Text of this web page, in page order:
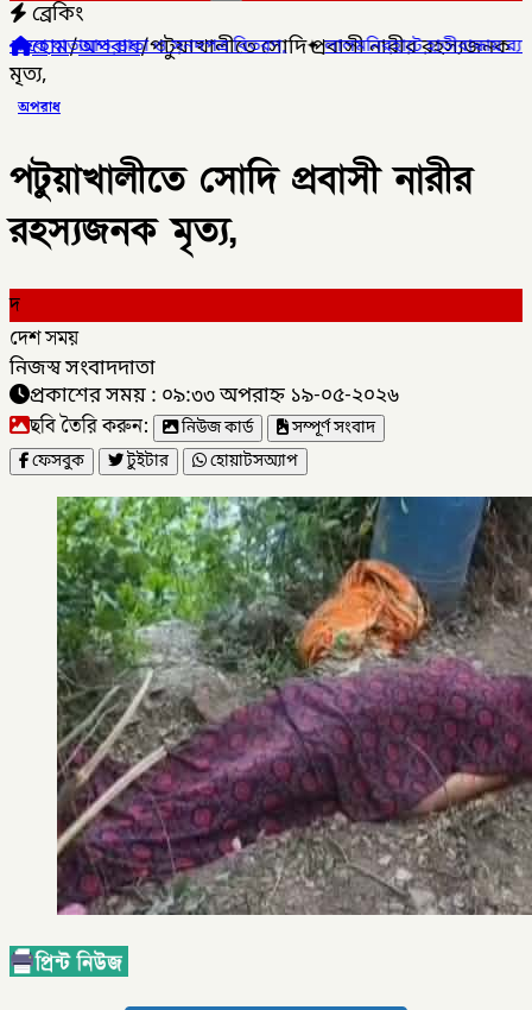
ব্রেকিং
ও সনদপত্র বিতরণ,✦লালমনিরহাটে হাতীবান্ধায় র‌্যাব-১৩ অভিযানে
হোম/অপরাধ/পটুয়াখালীতে সোদি প্রবাসী নারীর রহস্যজনক
মৃত্য,
অপরাধ
পটুয়াখালীতে সোদি প্রবাসী নারীর
রহস্যজনক মৃত্য,
দ
দেশ সময়
নিজস্ব সংবাদদাতা
প্রকাশের সময় : ০৯:৩৩ অপরাহ্ন ১৯-০৫-২০২৬
ছবি তৈরি করুন: নিউজ কার্ড
সম্পূর্ণ সংবাদ
ফেসবুক
টুইটার হোয়াটসঅ্যাপ